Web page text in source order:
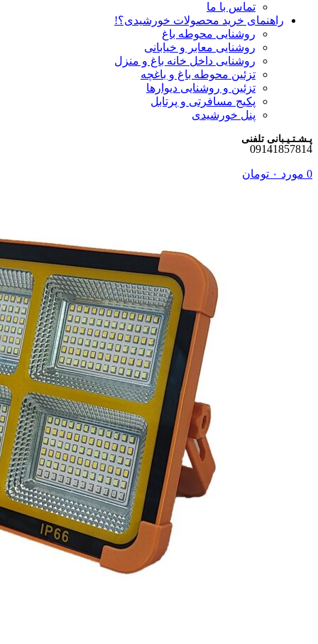
تماس با ما
راهنمای خرید محصولات خورشیدی؟!
روشنایی محوطه باغ
روشنایی معابر و خیابانی
روشنایی داخل خانه باغ و منزل
تزئین محوطه باغ و باغچه
تزئین و روشنایی دیوارها
پکیج مسافرتی و پرتابل
پنل خورشیدی
پـشـتـیـبانی تلفنی
09141857814
0 مورد ۰ تومان